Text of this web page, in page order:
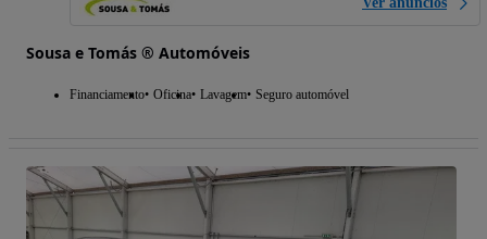
Sousa e Tomás ® Automóveis
Financiamento Oficina Lavagem Seguro automóvel